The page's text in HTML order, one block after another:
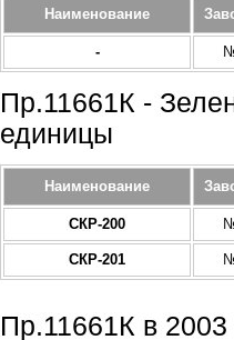
Наименование
-
Пр.11661К -
единицы
Наименование
СКР-200
СКР-201
Пр.11661К в